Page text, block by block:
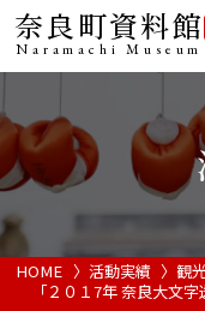
奈良町資料館
NaramachiMuseum
HOME
開館カレン
HOME 活動実績
観
「２０１7年 奈良